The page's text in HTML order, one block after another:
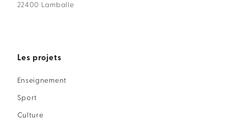
22400 Lamballe
Les projets
Enseignement
Sport
Culture